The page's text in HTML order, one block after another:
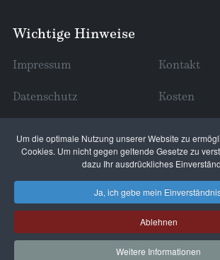
Um die optimale Nutzung unserer Website zu
Cookies. Um nicht gegen geltende Gesetze zu
dazu Ihr ausdrückliches
Ja, ich gebe mein
Ablehnen
Weitere Informationen
Wichtige Hinweise
Impressum Kontakt
Datenschutz Kosten
Copyright © 2026
vorbehalten.
Joomla!ist freie, unter derGNU/